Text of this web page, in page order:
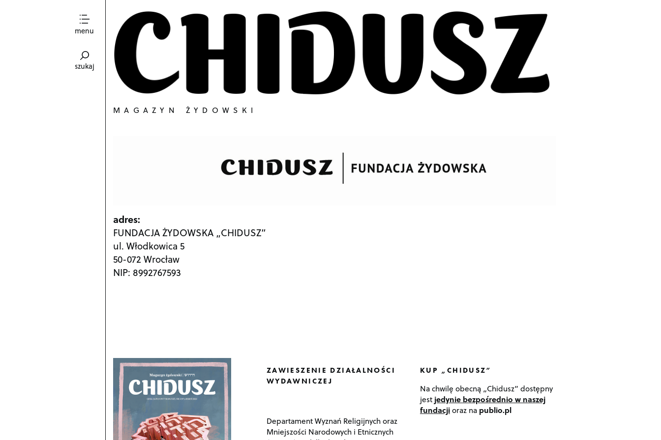
menu
szukaj
MAGAZYN ŻYDOWSKI
adres:
FUNDACJA ŻYDOWSKA „CHIDUSZ”
ul. Włodkowica 5
50-072 Wrocław
NIP: 8992767593
ZAWIESZENIE DZIAŁALNOŚCI
WYDAWNICZEJ
Departament Wyznań Religijnych oraz
Mniejszości Narodowych i Etnicznych
KUP „CHIDUSZ”
Na chwilę obecną „Chidusz” dostępny
jest jedynie bezpośrednio w naszej
fundacjioraz na publio.pl